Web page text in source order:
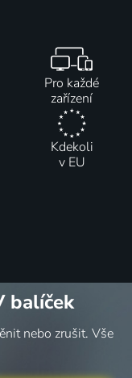
Pro každé
zařízení
Kdekoli
v EU
balíček
nebo zrušit. Vše